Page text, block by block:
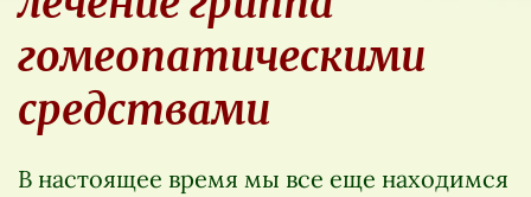
гомеопатическими
средствами
В настоящее время мы все еще находимся